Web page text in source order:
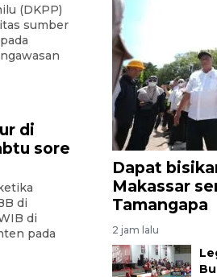
(DKPP)
sumber
di
sore
di
di
pada
Dapat
Makassar
Tamangapa
2 jam lalu